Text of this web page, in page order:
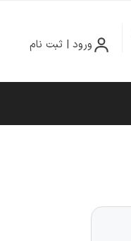
ورود | ثبت نام